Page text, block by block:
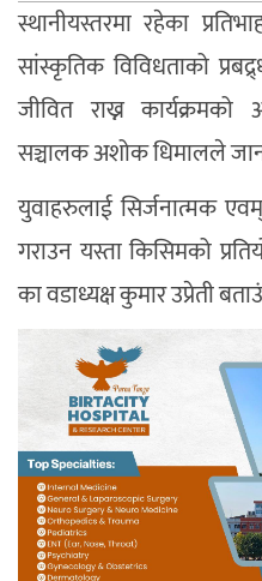
स्थानीयस्तरमा रहेका
सांस्कृतिक विविधताको
जीवित राख्न
सञ्चालक अशोक धिमालले
युवाहरुलाई सिर्जनात्मक
गराउन यस्ता किसिमको
का वडाध्यक्ष कुमार उप्रेती